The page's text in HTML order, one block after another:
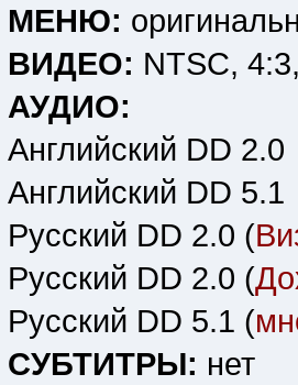
МЕНЮ:
ВИДЕО: NTSC,
АУДИО:
Английский DD 2.0
Английский DD 5.1
Русский DD 2.0 (
Русский DD 2.0 (
Русский DD 5.1 (
СУБТИТРЫ: нет